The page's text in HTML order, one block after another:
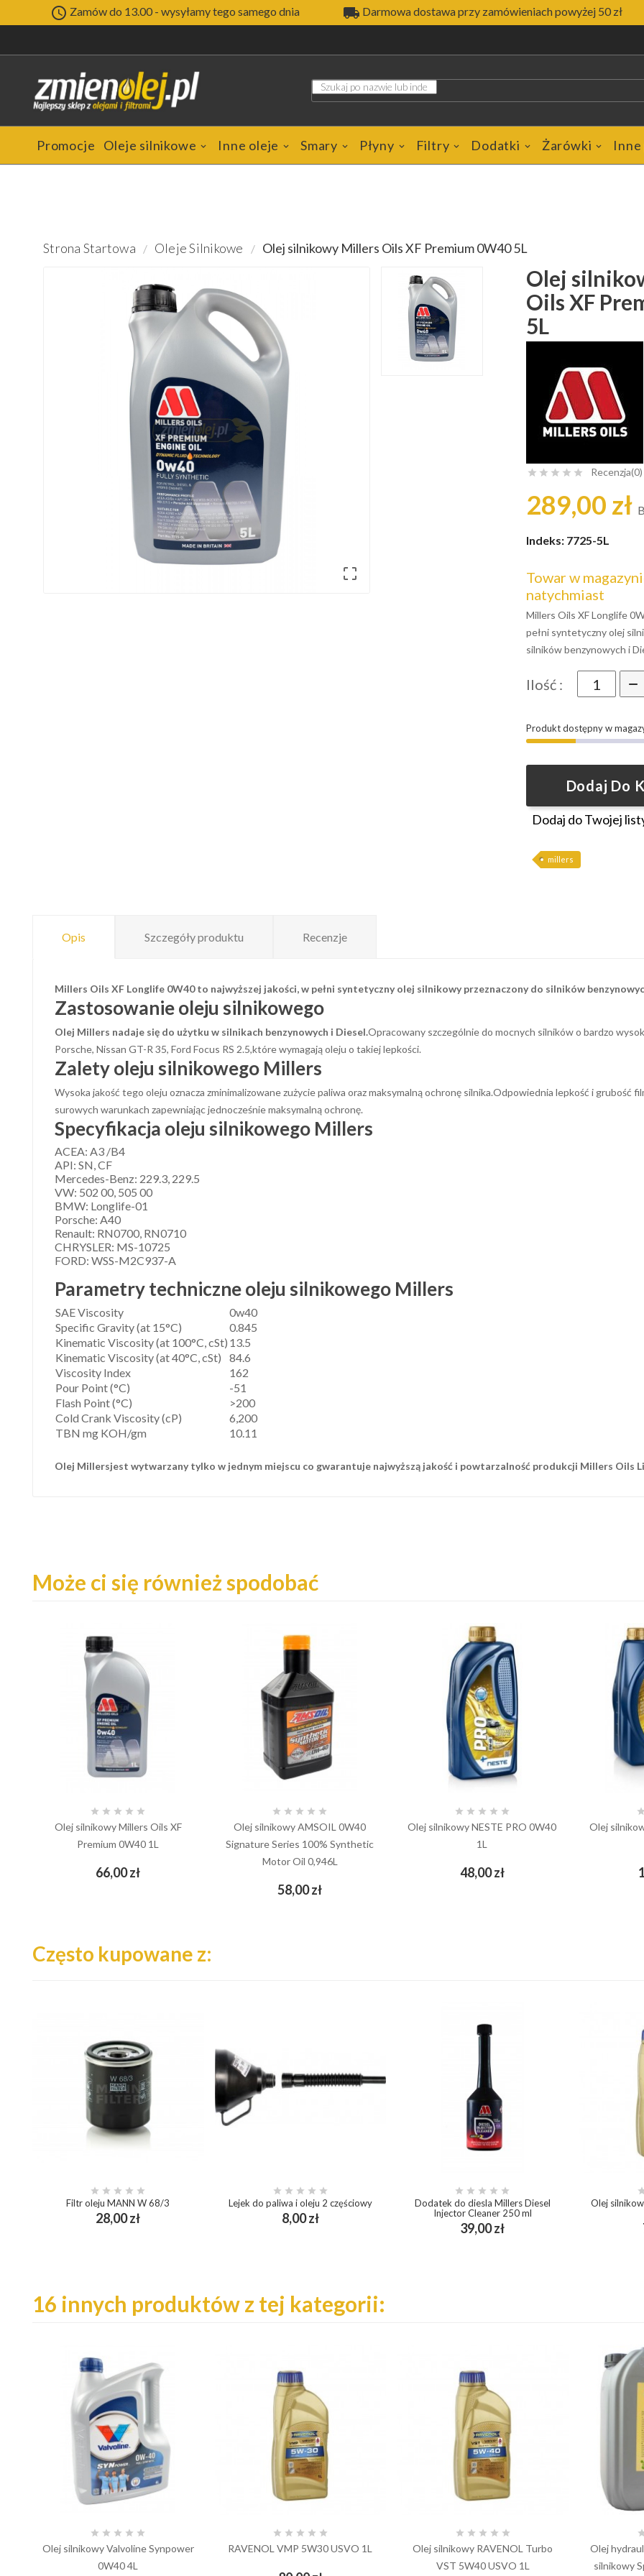
 Zamów do 13.00 - wysyłamy tego samego dnia  Darmowa dostawa przy zamówieniach powyżej 50 zł
Promocje Oleje silnikowe Inne oleje Smary Płyny Filtry Dodatki Żarówki
Strona Startowa Oleje Silnikowe Olej silnikowy Millers Oils XF Premium 0W40 5L

Olej
Oils XF
5L
     Recenzja(0)
289,00 zł
Indeks: 7725-5L
Towar w
natychmiast
Millers Oils XF Longlife
pełni syntetyczny olej
silników benzynowych i
Ilość :
Produkt dostępny w
Dodaj Do
Dodaj do Twojej
millers
Opis Szczegóły produktu Recenzje
Millers Oils XF Longlife 0W40 to najwyższej jakości, w pełni syntetyczny olej silnikowy przeznaczony do silników
Zastosowanie oleju silnikowego
Olej Millers nadaje się do użytku w silnikach benzynowych i Diesel.Opracowany szczególnie do mocnych silników o bardzo
Porsche, Nissan GT-R 35, Ford Focus RS 2.5,które wymagają oleju o takiej lepkości.
Zalety oleju silnikowego Millers
Wysoka jakość tego oleju oznacza zminimalizowane zużycie paliwa oraz maksymalną ochronę silnika.Odpowiednia lepkość i
surowych warunkach zapewniając jednocześnie maksymalną ochronę.
Specyfikacja oleju silnikowego Millers
ACEA: A3 /B4
API: SN, CF
Mercedes-Benz: 229.3, 229.5
VW: 502 00, 505 00
BMW: Longlife-01
Porsche: A40
Renault: RN0700, RN0710
CHRYSLER: MS-10725
FORD: WSS-M2C937-A
Parametry techniczne oleju silnikowego Millers
SAE Viscosity
0w40
Specific Gravity (at 15°C)
0.845
Kinematic Viscosity (at 100°C, cSt) 13.5
Kinematic Viscosity (at 40°C, cSt)
84.6
Viscosity Index
162
Pour Point (°C)
-51
Flash Point (°C)
>200
Cold Crank Viscosity (cP)
6,200
TBN mg KOH/gm
10.11
Olej Millersjest wytwarzany tylko w jednym miejscu co gwarantuje najwyższą jakość i powtarzalność produkcji Millers Oils
Może ci się również spodobać
    
Olej silnikowy Millers Oils XF
Premium 0W40 1L
66,00 złCena
add_shopping_cart
    
Olej silnikowy AMSOIL 0W40
Signature Series 100% Synthetic
Motor Oil 0,946L
58,00 złCena
add_shopping_cart
    
Olej silnikowy NESTE PRO 0W40
1L
48,00 złCena
add_shopping_cart

Olej
Często kupowane z:
    
Filtr oleju MANN W 68/3
28,00 złCena
add_shopping_cart
    
Lejek do paliwa i oleju 2 częściowy
8,00 złCena
add_shopping_cart
    
Dodatek do diesla Millers Diesel
Injector Cleaner 250 ml
39,00 złCena
add_shopping_cart
Olej
16 innych produktów z tej kategorii:
    
Olej silnikowy Valvoline Synpower
0W40 4L
    
RAVENOL VMP 5W30 USVO 1L
    
Olej silnikowy RAVENOL Turbo
VST 5W40 USVO 1L
Olej
silnikowy